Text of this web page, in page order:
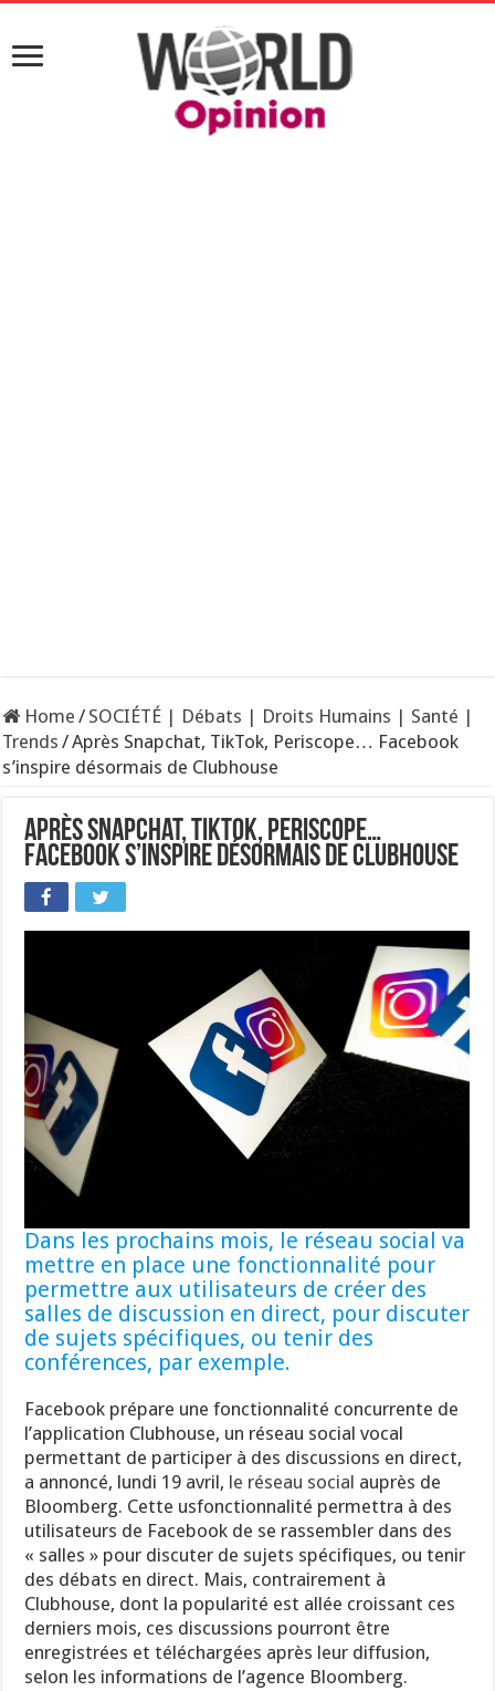
Home / SOCIÉTÉ | Débats | Droits Humains | Santé |
Trends /Après Snapchat, TikTok, Periscope… Facebook
s’inspire désormais de Clubhouse
Après Snapchat, TikTok, Periscope…
Facebook s’inspire désormais de Clubhouse
Dans les prochains mois, le réseau social va
mettre en place une fonctionnalité pour
permettre aux utilisateurs de créer des
salles de discussion en direct, pour discuter
de sujets spécifiques, ou tenir des
conférences, par exemple.
Facebook prépare une fonctionnalité concurrente de
l’application Clubhouse, un réseau social vocal
permettant de participer à des discussions en direct,
a annoncé, lundi 19 avril, le réseau social auprès de
Bloomberg. Cette usfonctionnalité permettra à des
utilisateurs de Facebook de se rassembler dans des
« salles » pour discuter de sujets spécifiques, ou tenir
des débats en direct. Mais, contrairement à
Clubhouse, dont la popularité est allée croissant ces
derniers mois, ces discussions pourront être
enregistrées et téléchargées après leur diffusion,
selon les informations de l’agence Bloomberg.